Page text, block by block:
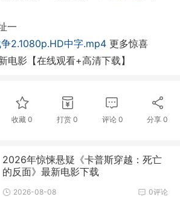
一
2.1080p.HD中字.mp4 更多惊喜
电影【在线观看+高清下载】
收藏0 打赏 0 评论 0 分享0
2026年惊悚悬疑《卡普斯穿越：死亡
的反面》最新电影下载
0评论
2026-08-08